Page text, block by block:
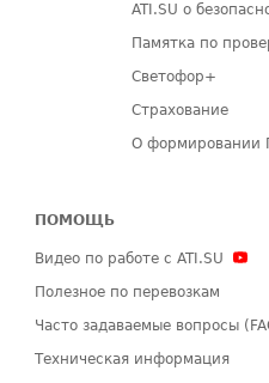
ATI.SU о
Памятка по
Светофор+
Страхование
О формировании
ПОМОЩЬ
Видео по работе с ATI.SU
Полезное по перевозкам
Часто задаваемые вопросы
Техническая информация